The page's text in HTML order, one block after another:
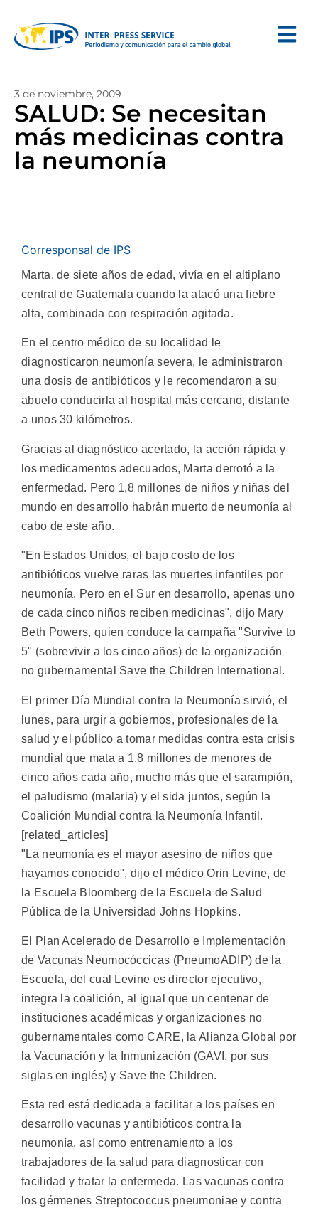
3 de noviembre, 2009
SALUD: Se necesitan
más medicinas contra
la neumonía
Corresponsal de IPS
Marta, de siete años de edad, vivía en el altiplano
central de Guatemala cuando la atacó una fiebre
alta, combinada con respiración agitada.
En el centro médico de su localidad le
diagnosticaron neumonía severa, le administraron
una dosis de antibióticos y le recomendaron a su
abuelo conducirla al hospital más cercano, distante
a unos 30 kilómetros.
Gracias al diagnóstico acertado, la acción rápida y
los medicamentos adecuados, Marta derrotó a la
enfermedad. Pero 1,8 millones de niños y niñas del
mundo en desarrollo habrán muerto de neumonía al
cabo de este año.
"En Estados Unidos, el bajo costo de los
antibióticos vuelve raras las muertes infantiles por
neumonía. Pero en el Sur en desarrollo, apenas uno
de cada cinco niños reciben medicinas", dijo Mary
Beth Powers, quien conduce la campaña "Survive to
5" (sobrevivir a los cinco años) de la organización
no gubernamental Save the Children International.
El primer Día Mundial contra la Neumonía sirvió, el
lunes, para urgir a gobiernos, profesionales de la
salud y el público a tomar medidas contra esta crisis
mundial que mata a 1,8 millones de menores de
cinco años cada año, mucho más que el sarampión,
el paludismo (malaria) y el sida juntos, según la
Coalición Mundial contra la Neumonía Infantil.
[related_articles]
"La neumonía es el mayor asesino de niños que
hayamos conocido", dijo el médico Orin Levine, de
la Escuela Bloomberg de la Escuela de Salud
Pública de la Universidad Johns Hopkins.
El Plan Acelerado de Desarrollo e Implementación
de Vacunas Neumocóccicas (PneumoADIP) de la
Escuela, del cual Levine es director ejecutivo,
integra la coalición, al igual que un centenar de
instituciones académicas y organizaciones no
gubernamentales como CARE, la Alianza Global por
la Vacunación y la Inmunización (GAVI, por sus
siglas en inglés) y Save the Children.
Esta red está dedicada a facilitar a los países en
desarrollo vacunas y antibióticos contra la
neumonía, así como entrenamiento a los
trabajadores de la salud para diagnosticar con
facilidad y tratar la enfermeda. Las vacunas contra
los gérmenes Streptococcus pneumoniae y contra